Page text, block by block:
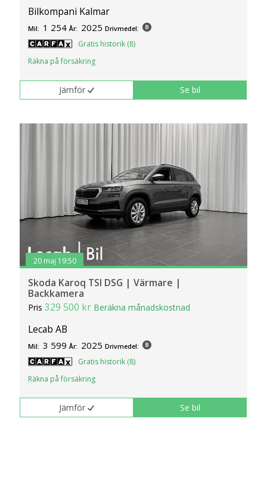
Bilkompani Kalmar
Mil: 1 254 År: 2025 Drivmedel:
Gratis historik (8)
Räkna på försäkring
Jämför Se bil
20 maj 19:50
Skoda Karoq TSI DSG | Värmare |
Backkamera
Pris329 500 kr Beräkna månadskostnad
Lecab AB
Mil: 3 599 År: 2025 Drivmedel:
Gratis historik (8)
Räkna på försäkring
Jämför Se bil